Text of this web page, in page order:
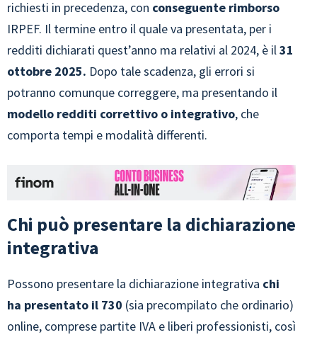
richiesti in precedenza, con conseguente rimborso
IRPEF. Il termine entro il quale va presentata, per i
redditi dichiarati quest’anno ma relativi al 2024, è il31
ottobre 2025. Dopo tale scadenza, gli errori si
potranno comunque correggere, ma presentando il
modello redditi correttivo o integrativo, che
comporta tempi e modalità differenti.
Chi può presentare la dichiarazione
integrativa
Possono presentare la dichiarazione integrativa chi
ha presentato il 730 (sia precompilato che ordinario)
online, comprese partite IVA e liberi professionisti, così